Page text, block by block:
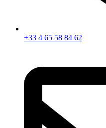
+33 4 65 58 84 62